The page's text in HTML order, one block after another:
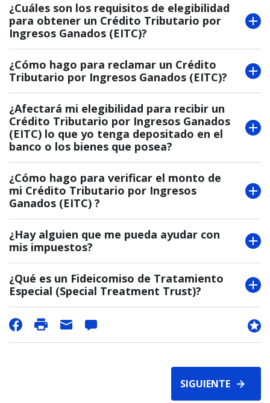
¿Cuáles son los requisitos de elegibilidad
para obtener un Crédito Tributario por
Ingresos Ganados (EITC)?
¿Cómo hago para reclamar un Crédito
Tributario por Ingresos Ganados (EITC)?
¿Afectará mi elegibilidad para recibir un
Crédito Tributario por Ingresos Ganados
(EITC) lo que yo tenga depositado en el
banco o los bienes que posea?
¿Cómo hago para verificar el monto de
mi Crédito Tributario por Ingresos
Ganados (EITC) ?
¿Hay alguien que me pueda ayudar con
mis impuestos?
¿Qué es un Fideicomiso de Tratamiento
Especial (Special Treatment Trust)?
SIGUIENTE